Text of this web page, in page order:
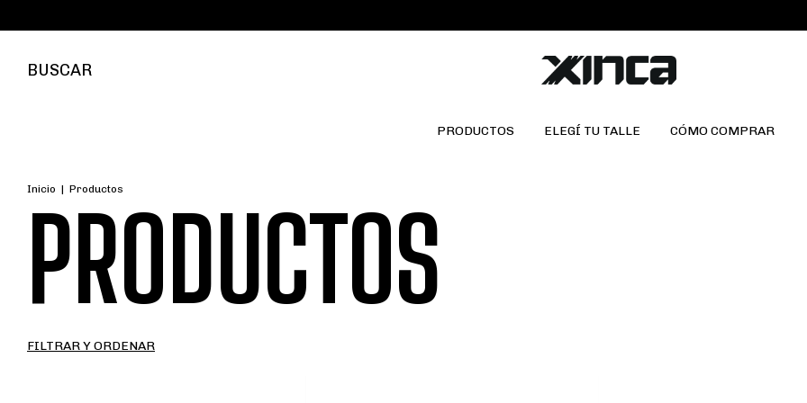
BUSCAR
PRODUCTOS ELEGÍ TU TALLE CÓMO COMPRAR
Inicio | Productos
PRODUCTOS
FILTRAR Y ORDENAR